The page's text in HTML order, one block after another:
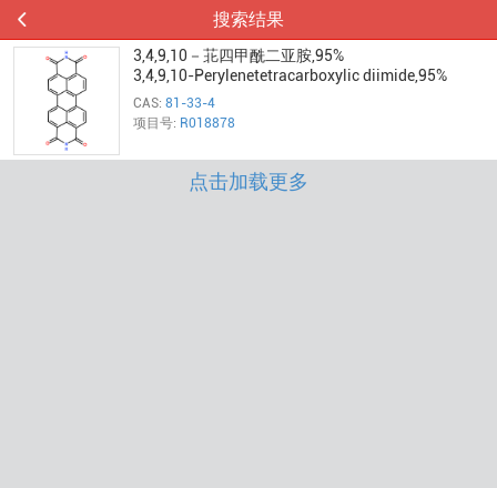
搜索结果
3,4,9,10－苝四甲酰二亚胺,95%
3,4,9,10-Perylenetetracarboxylic diimide,95%
CAS: 81-33-4
项目号: R018878
点击加载更多